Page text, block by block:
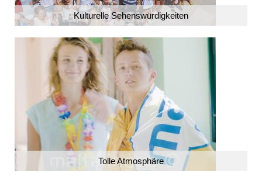
Kulturelle Sehenswürdigkeiten
Tolle Atmosphäre